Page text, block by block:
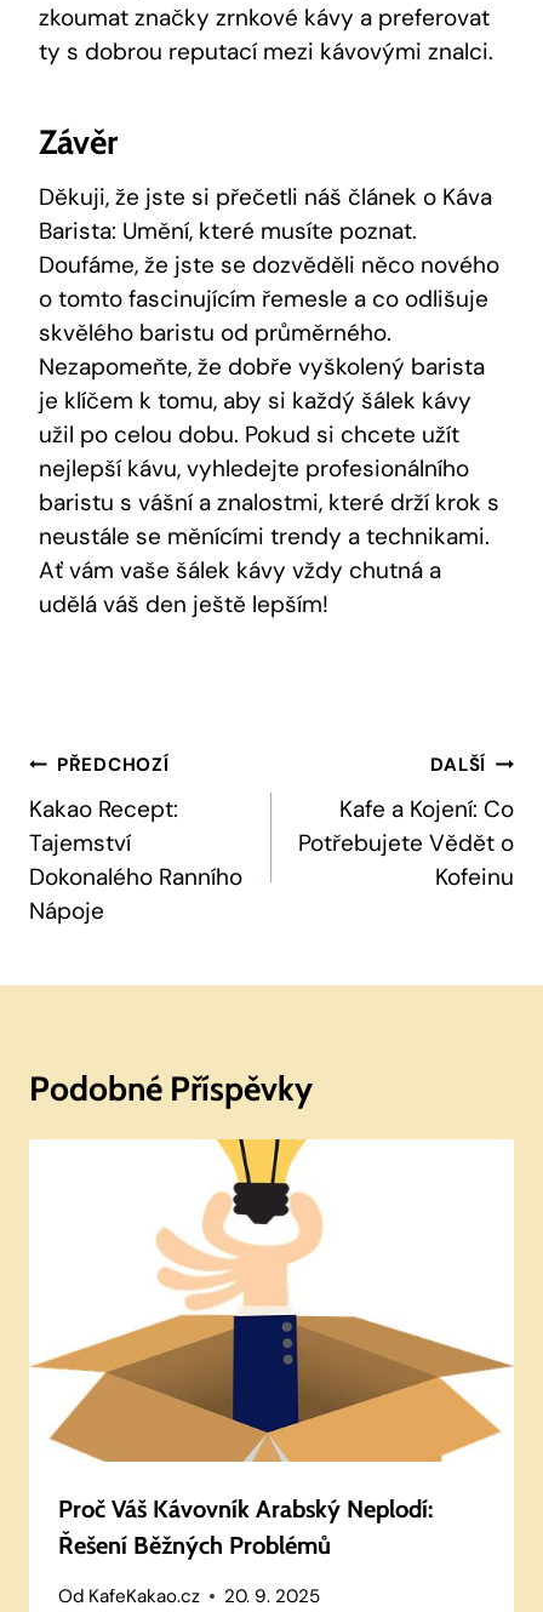
zkoumat značky zrnkové kávy a preferovat
ty s dobrou reputací mezi kávovými znalci.
Závěr
Děkuji, že jste si přečetli náš článek o Káva
Barista: Umění, které musíte poznat.
Doufáme, že jste se dozvěděli něco nového
o tomto fascinujícím řemesle a co odlišuje
skvělého baristu od průměrného.
Nezapomeňte, že dobře vyškolený barista
je klíčem k tomu, aby si každý šálek kávy
užil po celou dobu. Pokud si chcete užít
nejlepší kávu, vyhledejte profesionálního
baristu s vášní a znalostmi, které drží krok s
neustále se měnícími trendy a technikami.
Ať vám vaše šálek kávy vždy chutná a
udělá váš den ještě lepším!
Navigace
Pro
Příspěvek
PŘEDCHOZÍ
Kakao Recept:
Tajemství
Dokonalého Ranního
Nápoje
DALŠÍ
Kafe a Kojení: Co
Potřebujete Vědět o
Kofeinu
Podobné Příspěvky
Proč Váš Kávovník Arabský Neplodí:
Řešení Běžných Problémů
Od KafeKakao.cz 20. 9. 2025